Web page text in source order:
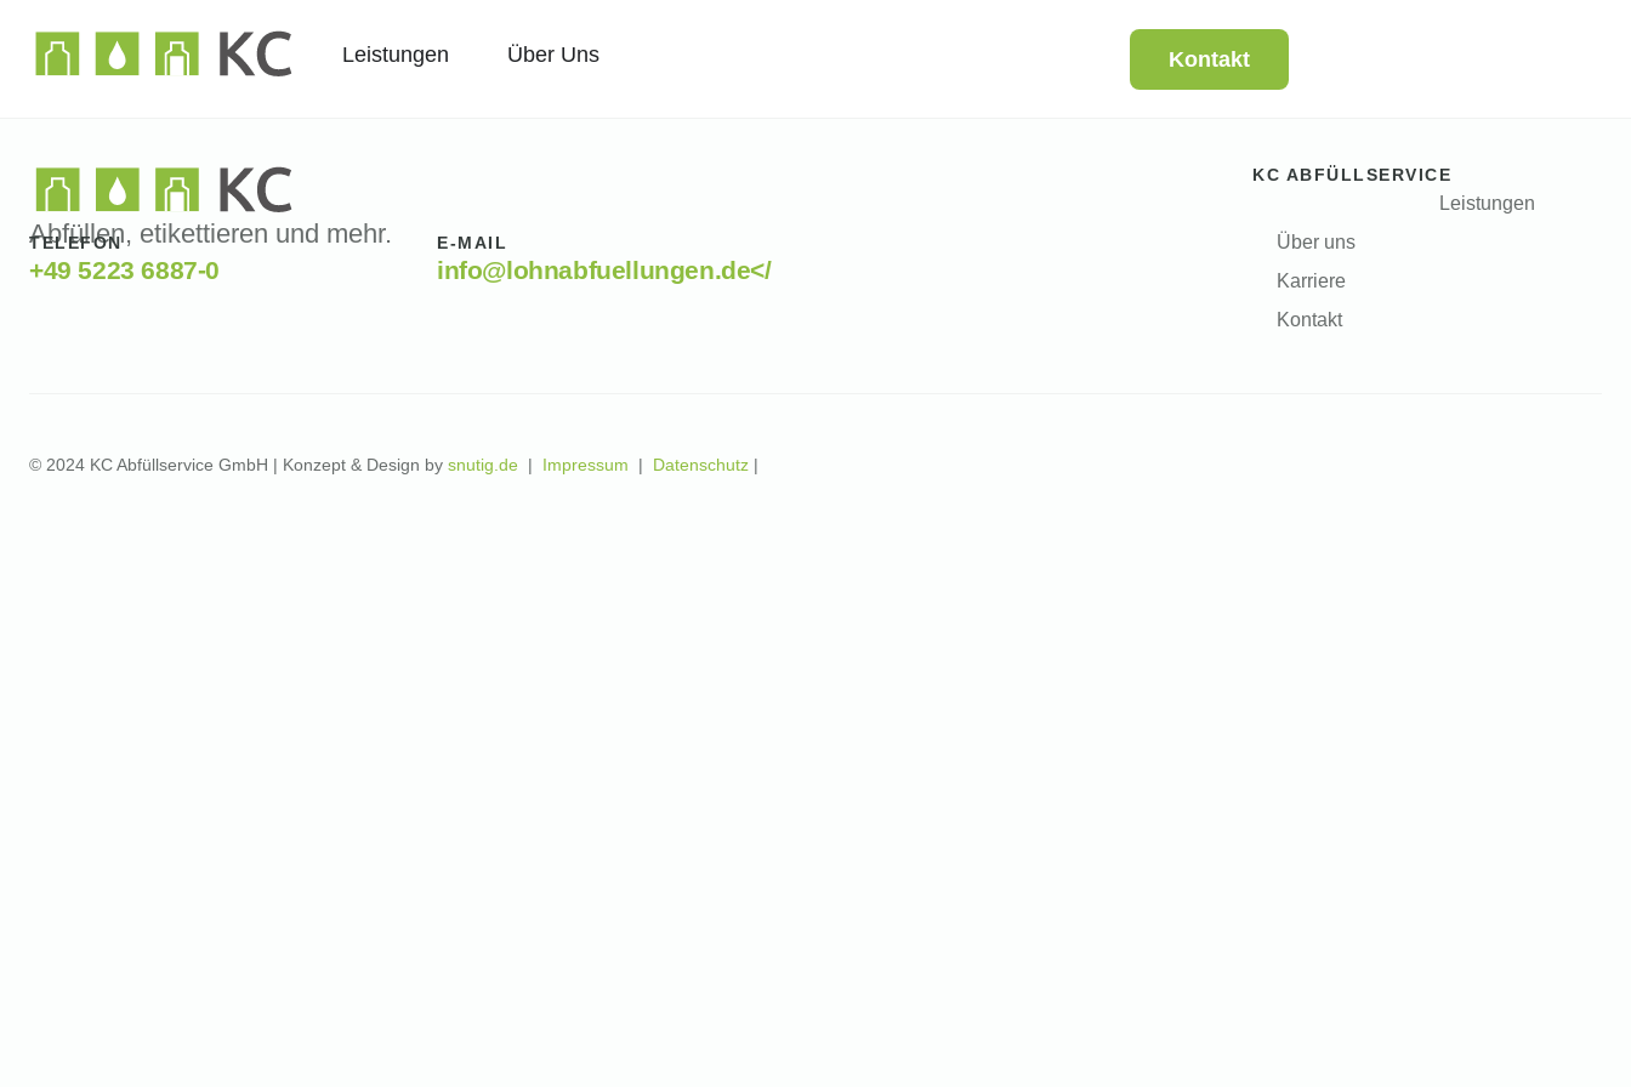
Leistungen Über Uns Kontakt
Abfüllen, etikettieren und mehr.
TELEFON
+49 5223 6887-0
E-MAIL
info@lohnabfuellungen.de</
KC ABFÜLLSERVICE
Leistungen
Über uns
Karriere
Kontakt
© 2024 KC Abfüllservice GmbH | Konzept & Design by snutig.de | Impressum | Datenschutz |